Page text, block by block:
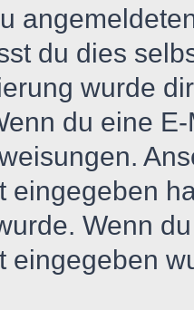
du dies
wurde
du eine
eingegeben
Wenn
eingegeben